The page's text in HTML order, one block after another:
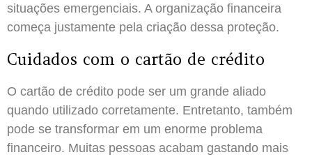
situações emergenciais. A organização financeira
começa justamente pela criação dessa proteção.
Cuidados com o cartão de crédito
O cartão de crédito pode ser um grande aliado
quando utilizado corretamente. Entretanto, também
pode se transformar em um enorme problema
financeiro. Muitas pessoas acabam gastando mais